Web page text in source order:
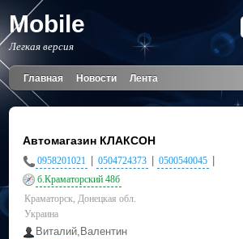
Mobile
Легкая версия
Главная Новости Лента
Автомагазин КЛАКСОН
0958201021 0504724373 0500540045
б.Краматорский 48б
Краматорск, Донецкая обл.
Украина
Виталий,Валентин